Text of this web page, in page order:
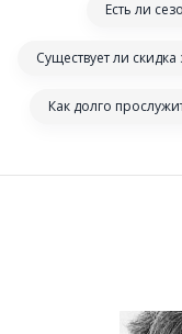
Есть ли
Существует ли
Как долго